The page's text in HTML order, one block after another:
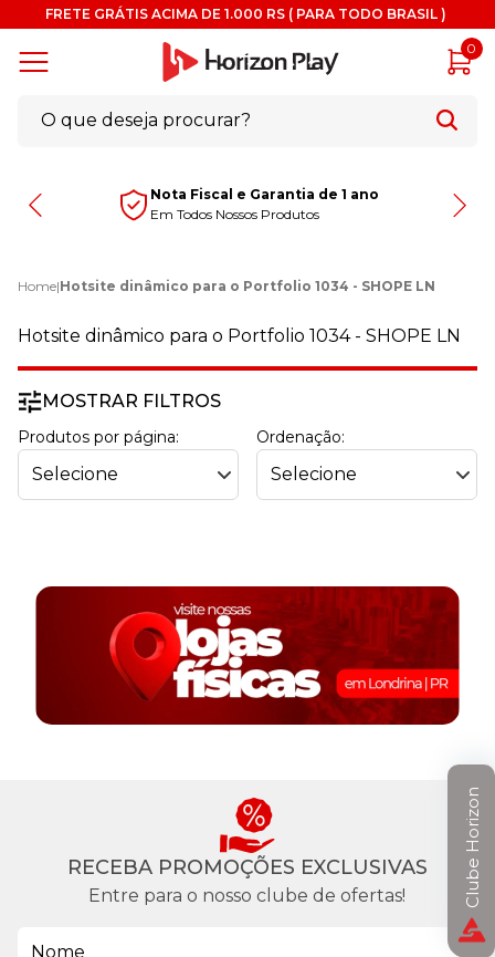
FRETE GRÁTIS ACIMA DE 1.000 RS ( PARA TODO BRASIL )
0
Nota Fiscal e Garantia de 1 ano
Em Todos Nossos Produtos
Home|Hotsite dinâmico para o Portfolio 1034 - SHOPE LN
Hotsite dinâmico para o Portfolio 1034 - SHOPE LN
MOSTRAR FILTROS
Produtos por página: Ordenação:
RECEBA PROMOÇÕES EXCLUSIVAS
Entre para o nosso clube de ofertas! Clube Horizon